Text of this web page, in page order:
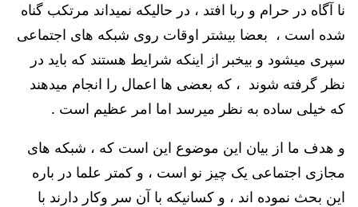
نا آگاه در حرام و ربا افتد ، در حالیکه نمیداند مرتکب گناه
شده است ، بعضا بیشتر اوقات روی شبکه های اجتماعی
سپری میشود و بیخبر از اینکه شرایط هستند که باید در
نظر گرفته شوند ، که بعضی ها اعمال را انجام میدهند
که خیلی ساده به نظر میرسد اما امر عظیم است .
و هدف ما از بیان این موضوع این است که ، شبکه های
مجازی اجتماعی یک چیز نو است ، و کمتر علما در باره
این بحث نموده اند ، و کسانیکه با آن سر وکار دارند با